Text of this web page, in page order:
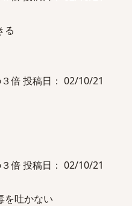
る
倍 投稿日： 02/10/21
倍 投稿日： 02/10/21
を吐かない